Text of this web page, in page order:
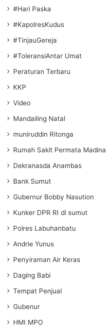
#Hari Paska
#KapolresKudus
#TinjauGereja
#ToleransiAntar Umat
Peraturan Terbaru
KKP
Video
Mandailing Natal
muniruddin Ritonga
Rumah Sakit Permata Madina
Dekranasda Anambas
Bank Sumut
Gubernur Bobby Nasution
Kunker DPR RI di sumut
Polres Labuhanbatu
Andrie Yunus
Penyiraman Air Keras
Daging Babi
Tempat Penjual
Gubenur
HMI MPO